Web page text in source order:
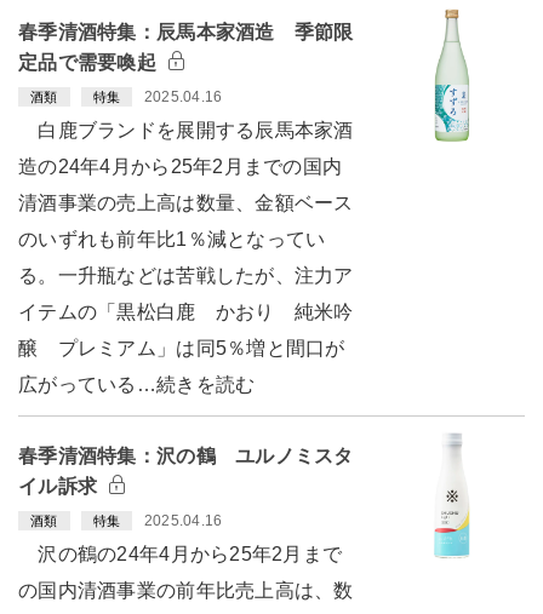
春季清酒特集：辰馬本家酒造 季節限
定品で需要喚起
酒類 特集 2025.04.16
白鹿ブランドを展開する辰馬本家酒
造の24年4月から25年2月までの国内
清酒事業の売上高は数量、金額ベース
のいずれも前年比1％減となってい
る。一升瓶などは苦戦したが、注力ア
イテムの「黒松白鹿 かおり 純米吟
醸 プレミアム」は同5％増と間口が
広がっている…続きを読む
春季清酒特集：沢の鶴 ユルノミスタ
イル訴求
酒類 特集 2025.04.16
沢の鶴の24年4月から25年2月まで
の国内清酒事業の前年比売上高は、数